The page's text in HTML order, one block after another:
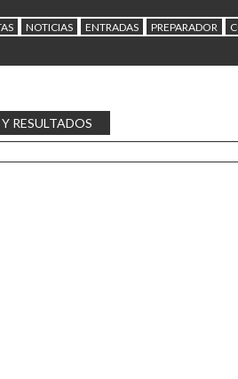
NOTICIAS ENTRADAS PREPARADOR
RESULTADOS